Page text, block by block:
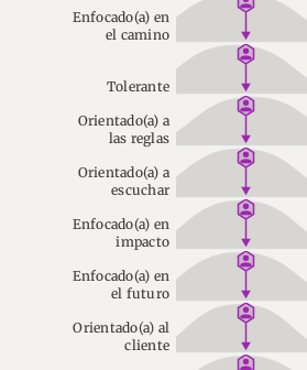
Enfocado(a) en
el camino
Tolerante
Orientado(a) a
las reglas
Orientado(a) a
escuchar
Enfocado(a) en
impacto
Enfocado(a) en
el futuro
Orientado(a) al
cliente